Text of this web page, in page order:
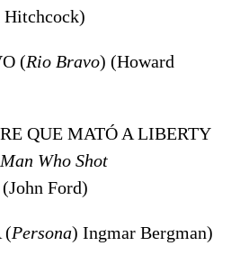
(Rio Bravo) (Howard
QUE MATÓ A LIBERTY
Who Shot
Ford)
(Persona) Ingmar Bergman)